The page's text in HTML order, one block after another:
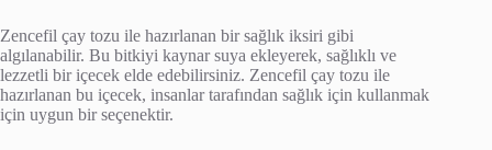
Zencefil çay tozu ile hazırlanan bir sağlık iksiri gibi
algılanabilir. Bu bitkiyi kaynar suya ekleyerek, sağlıklı ve
lezzetli bir içecek elde edebilirsiniz. Zencefil çay tozu ile
hazırlanan bu içecek, insanlar tarafından sağlık için kullanmak
için uygun bir seçenektir.